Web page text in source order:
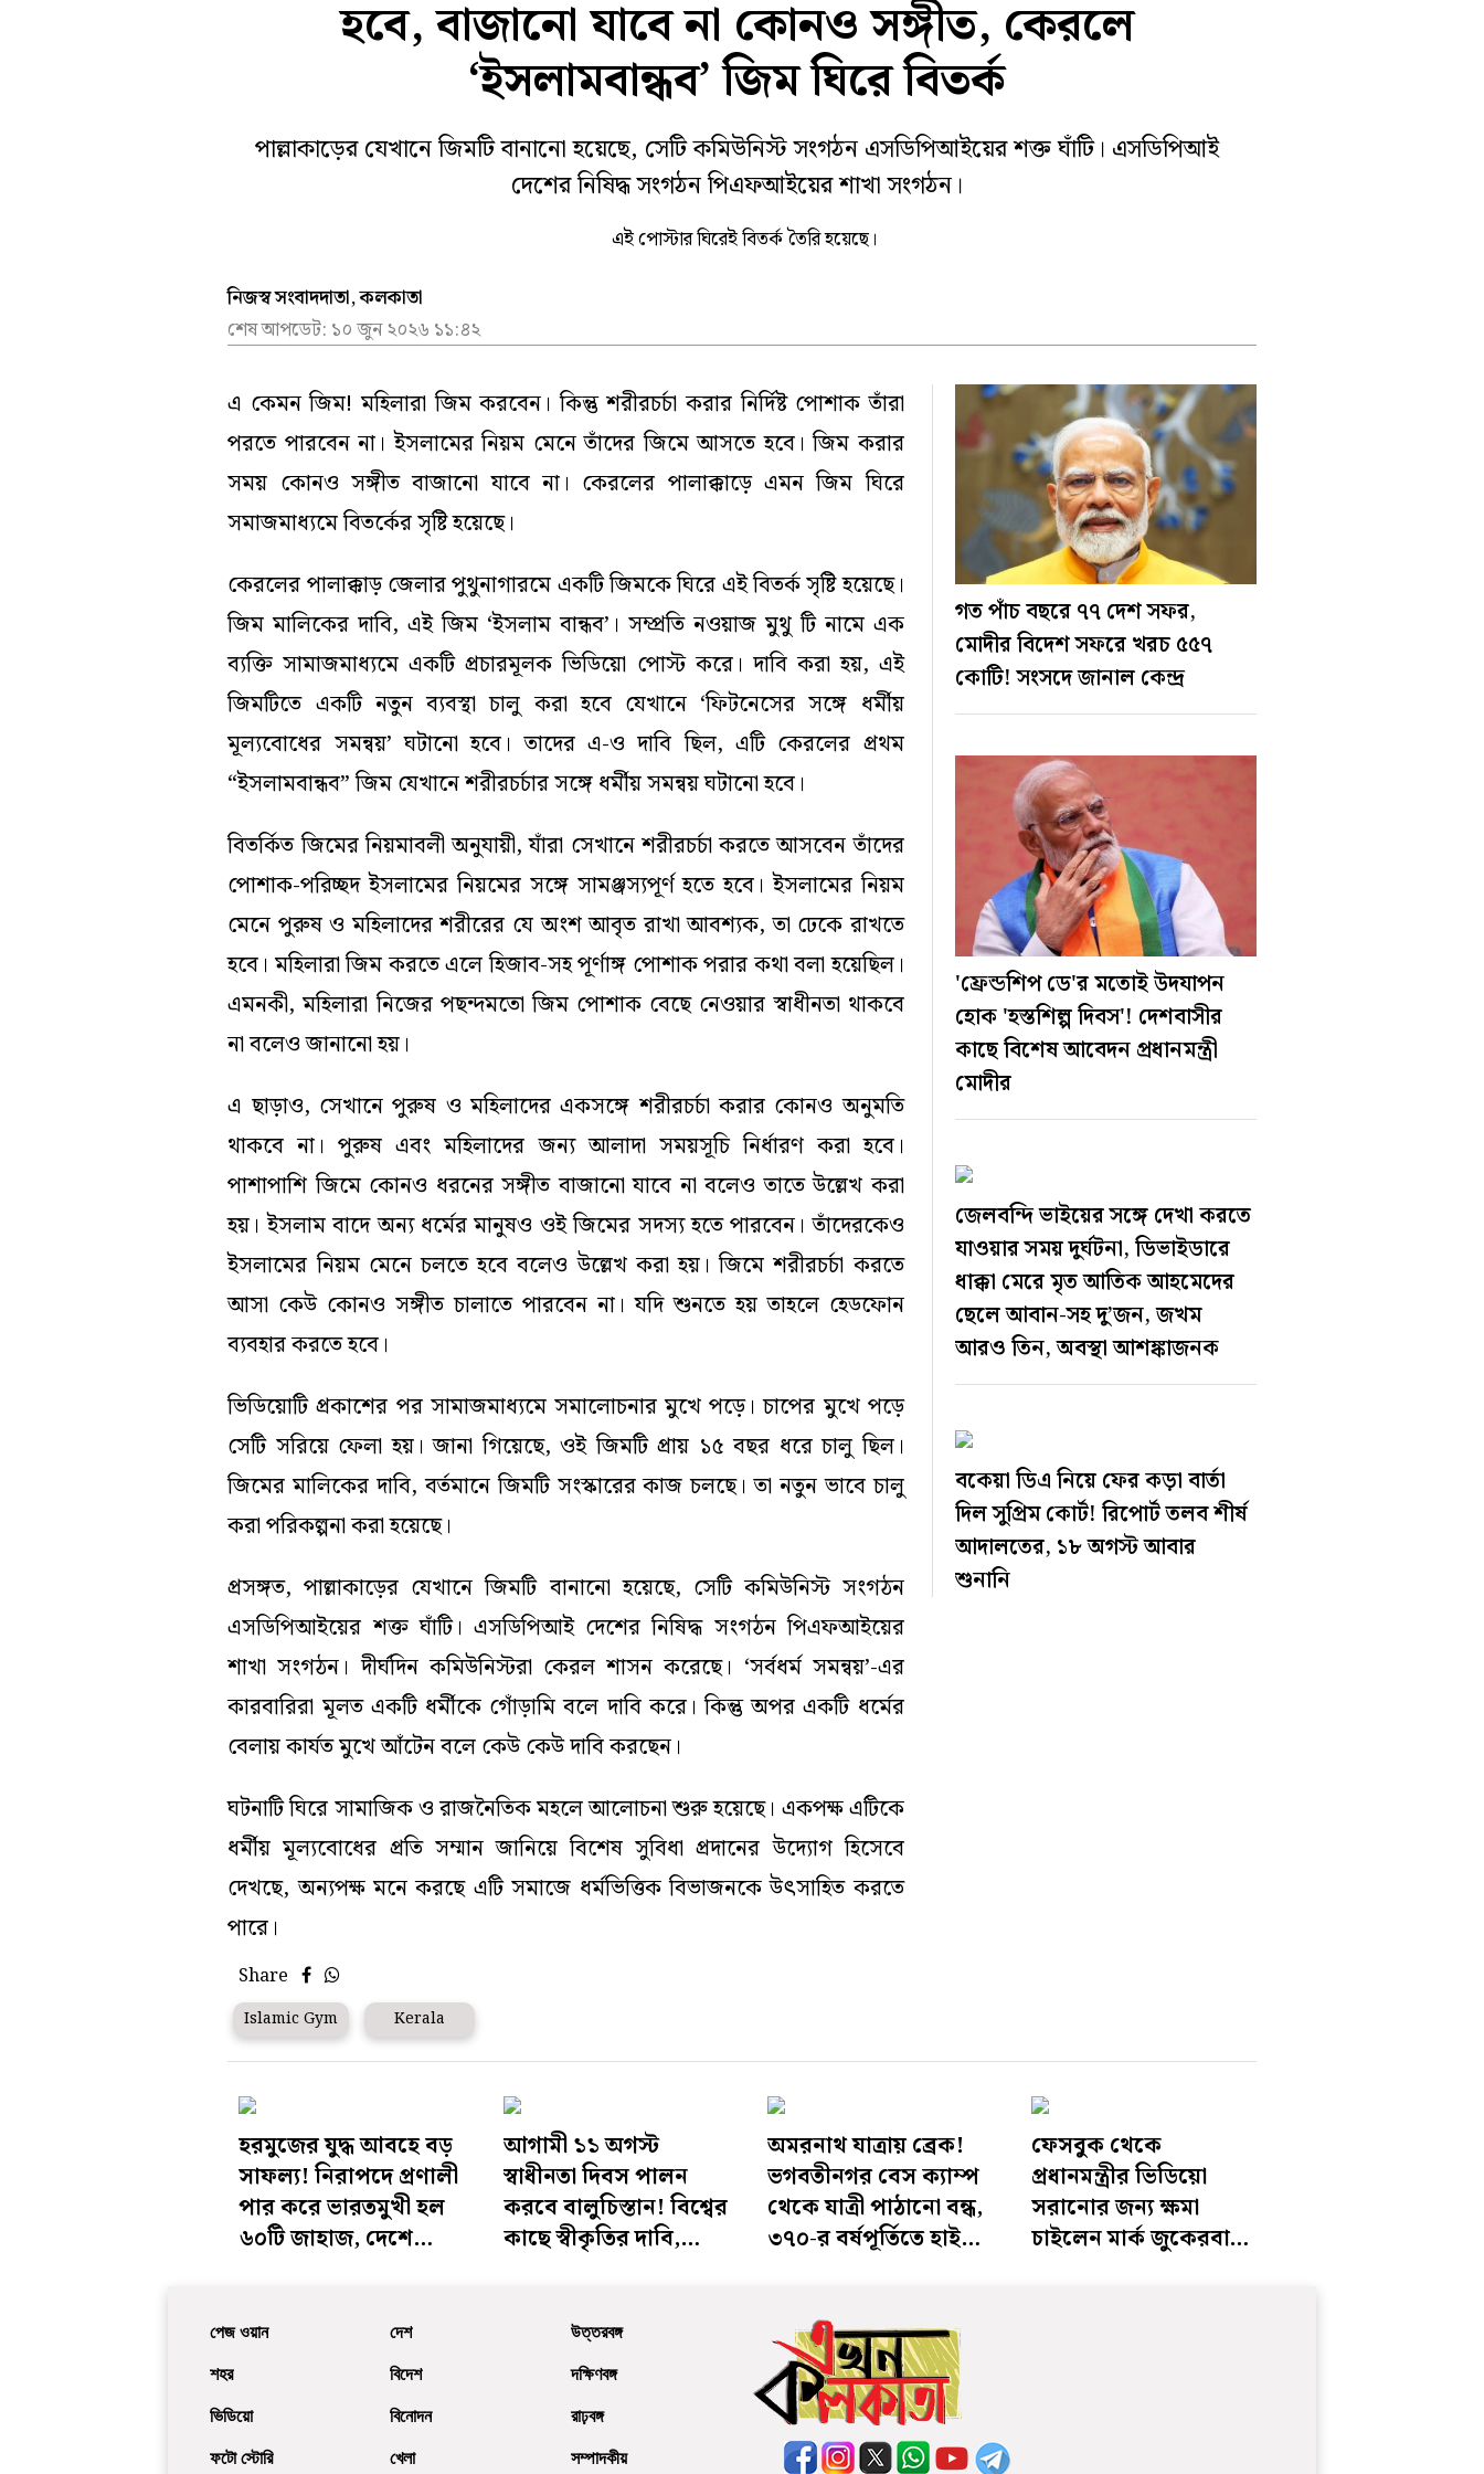
আবহাওয়া
তদন্তমূলক প্রতিবেদন
নির্বাচন ২০২৫
কোচবিহার
জলপাইগুড়ি
পূর্ব বর্ধমান
হবে, বাজানো যাবে না কোনও সঙ্গীত, কেরলে
‘ইসলামবান্ধব’ জিম ঘিরে বিতর্ক
পাল্লাকাড়ের যেখানে জিমটি বানানো হয়েছে, সেটি কমিউনিস্ট সংগঠন এসডিপিআইয়ের শক্ত ঘাঁটি। এসডিপিআই
দেশের নিষিদ্ধ সংগঠন পিএফআইয়ের শাখা সংগঠন।
এই পোস্টার ঘিরেই বিতর্ক তৈরি হয়েছে।
নিজস্ব সংবাদদাতা, কলকাতা
শেষ আপডেট: ১০ জুন ২০২৬ ১১:৪২
এ কেমন জিম! মহিলারা জিম করবেন। কিন্তু শরীরচর্চা করার নির্দিষ্ট পোশাক তাঁরা
পরতে পারবেন না। ইসলামের নিয়ম মেনে তাঁদের জিমে আসতে হবে। জিম করার
সময় কোনও সঙ্গীত বাজানো যাবে না। কেরলের পালাক্কাড়ে এমন জিম ঘিরে
সমাজমাধ্যমে বিতর্কের সৃষ্টি হয়েছে।
কেরলের পালাক্কাড় জেলার পুথুনাগারমে একটি জিমকে ঘিরে এই বিতর্ক সৃষ্টি হয়েছে।
জিম মালিকের দাবি, এই জিম ‘ইসলাম বান্ধব’। সম্প্রতি নওয়াজ মুথু টি নামে এক
ব্যক্তি সামাজমাধ্যমে একটি প্রচারমূলক ভিডিয়ো পোস্ট করে। দাবি করা হয়, এই
জিমটিতে একটি নতুন ব্যবস্থা চালু করা হবে যেখানে ‘ফিটনেসের সঙ্গে ধর্মীয়
মূল্যবোধের সমন্বয়’ ঘটানো হবে। তাদের এ-ও দাবি ছিল, এটি কেরলের প্রথম
“ইসলামবান্ধব” জিম যেখানে শরীরচর্চার সঙ্গে ধর্মীয় সমন্বয় ঘটানো হবে।
বিতর্কিত জিমের নিয়মাবলী অনুযায়ী, যাঁরা সেখানে শরীরচর্চা করতে আসবেন তাঁদের
পোশাক-পরিচ্ছদ ইসলামের নিয়মের সঙ্গে সামঞ্জস্যপূর্ণ হতে হবে। ইসলামের নিয়ম
মেনে পুরুষ ও মহিলাদের শরীরের যে অংশ আবৃত রাখা আবশ্যক, তা ঢেকে রাখতে
হবে। মহিলারা জিম করতে এলে হিজাব-সহ পূর্ণাঙ্গ পোশাক পরার কথা বলা হয়েছিল।
এমনকী, মহিলারা নিজের পছন্দমতো জিম পোশাক বেছে নেওয়ার স্বাধীনতা থাকবে
না বলেও জানানো হয়।
এ ছাড়াও, সেখানে পুরুষ ও মহিলাদের একসঙ্গে শরীরচর্চা করার কোনও অনুমতি
থাকবে না। পুরুষ এবং মহিলাদের জন্য আলাদা সময়সূচি নির্ধারণ করা হবে।
পাশাপাশি জিমে কোনও ধরনের সঙ্গীত বাজানো যাবে না বলেও তাতে উল্লেখ করা
হয়। ইসলাম বাদে অন্য ধর্মের মানুষও ওই জিমের সদস্য হতে পারবেন। তাঁদেরকেও
ইসলামের নিয়ম মেনে চলতে হবে বলেও উল্লেখ করা হয়। জিমে শরীরচর্চা করতে
আসা কেউ কোনও সঙ্গীত চালাতে পারবেন না। যদি শুনতে হয় তাহলে হেডফোন
ব্যবহার করতে হবে।
ভিডিয়োটি প্রকাশের পর সামাজমাধ্যমে সমালোচনার মুখে পড়ে। চাপের মুখে পড়ে
সেটি সরিয়ে ফেলা হয়। জানা গিয়েছে, ওই জিমটি প্রায় ১৫ বছর ধরে চালু ছিল।
জিমের মালিকের দাবি, বর্তমানে জিমটি সংস্কারের কাজ চলছে। তা নতুন ভাবে চালু
করা পরিকল্পনা করা হয়েছে।
প্রসঙ্গত, পাল্লাকাড়ের যেখানে জিমটি বানানো হয়েছে, সেটি কমিউনিস্ট সংগঠন
এসডিপিআইয়ের শক্ত ঘাঁটি। এসডিপিআই দেশের নিষিদ্ধ সংগঠন পিএফআইয়ের
শাখা সংগঠন। দীর্ঘদিন কমিউনিস্টরা কেরল শাসন করেছে। ‘সর্বধর্ম সমন্বয়’-এর
কারবারিরা মূলত একটি ধর্মীকে গোঁড়ামি বলে দাবি করে। কিন্তু অপর একটি ধর্মের
বেলায় কার্যত মুখে আঁটেন বলে কেউ কেউ দাবি করছেন।
ঘটনাটি ঘিরে সামাজিক ও রাজনৈতিক মহলে আলোচনা শুরু হয়েছে। একপক্ষ এটিকে
ধর্মীয় মূল্যবোধের প্রতি সম্মান জানিয়ে বিশেষ সুবিধা প্রদানের উদ্যোগ হিসেবে
দেখছে, অন্যপক্ষ মনে করছে এটি সমাজে ধর্মভিত্তিক বিভাজনকে উৎসাহিত করতে
পারে।
Share
Islamic Gym Kerala
গত পাঁচ বছরে ৭৭ দেশ সফর,
মোদীর বিদেশ সফরে খরচ ৫৫৭
কোটি! সংসদে জানাল কেন্দ্র
'ফ্রেন্ডশিপ ডে'র মতোই উদযাপন
হোক 'হস্তশিল্প দিবস'! দেশবাসীর
কাছে বিশেষ আবেদন প্রধানমন্ত্রী
মোদীর
জেলবন্দি ভাইয়ের সঙ্গে দেখা করতে
যাওয়ার সময় দুর্ঘটনা, ডিভাইডারে
ধাক্কা মেরে মৃত আতিক আহমেদের
ছেলে আবান-সহ দু’জন, জখম
আরও তিন, অবস্থা আশঙ্কাজনক
বকেয়া ডিএ নিয়ে ফের কড়া বার্তা
দিল সুপ্রিম কোর্ট! রিপোর্ট তলব শীর্ষ
আদালতের, ১৮ অগস্ট আবার
শুনানি
হরমুজের যুদ্ধ আবহে বড়
সাফল্য! নিরাপদে প্রণালী
পার করে ভারতমুখী হল
৬০টি জাহাজ, দেশে
আগামী ১১ অগস্ট
স্বাধীনতা দিবস পালন
করবে বালুচিস্তান! বিশ্বের
কাছে স্বীকৃতির দাবি,
অমরনাথ যাত্রায় ব্রেক!
ভগবতীনগর বেস ক্যাম্প
থেকে যাত্রী পাঠানো বন্ধ,
৩৭০-র বর্ষপূর্তিতে হাই
ফেসবুক থেকে
প্রধানমন্ত্রীর ভিডিয়ো
সরানোর জন‍্য ক্ষমা
চাইলেন মার্ক জুকেরবার্গ,
পেজ ওয়ান
শহর
ভিডিয়ো
ফটো স্টোরি
দেশ
বিদেশ
বিনোদন
খেলা
উত্তরবঙ্গ
দক্ষিণবঙ্গ
রাঢ়বঙ্গ
সম্পাদকীয়